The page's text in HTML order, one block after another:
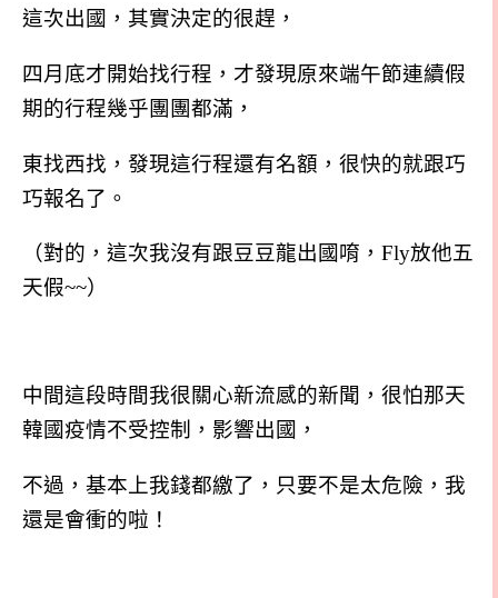
這次出國，其實決定的很趕，
四月底才開始找行程，才發現原來端午節連續假
期的行程幾乎團團都滿，
東找西找，發現這行程還有名額，很快的就跟巧
巧報名了。
（對的，這次我沒有跟豆豆龍出國唷，Fly放他五
天假~~）
中間這段時間我很關心新流感的新聞，很怕那天
韓國疫情不受控制，影響出國，
不過，基本上我錢都繳了，只要不是太危險，我
還是會衝的啦！